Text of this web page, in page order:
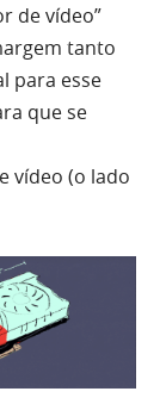
de vídeo”
tanto
para esse
que se
vídeo (o lado